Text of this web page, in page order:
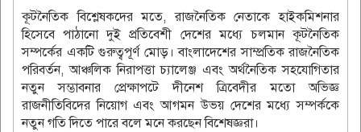
কূটনৈতিক বিশ্লেষকদের মতে, রাজনৈতিক নেতাকে হাইকমিশনার
হিসেবে পাঠানো দুই প্রতিবেশী দেশের মধ্যে চলমান কূটনৈতিক
সম্পর্কের একটি গুরুত্বপূর্ণ মোড়। বাংলাদেশের সাম্প্রতিক রাজনৈতিক
পরিবর্তন, আঞ্চলিক নিরাপত্তা চ্যালেঞ্জ এবং অর্থনৈতিক সহযোগিতার
নতুন সম্ভাবনার প্রেক্ষাপটে দীনেশ ত্রিবেদীর মতো অভিজ্ঞ
রাজনীতিবিদের নিয়োগ এবং আগমন উভয় দেশের মধ্যে সম্পর্ককে
নতুন গতি দিতে পারে বলে মনে করছেন বিশেষজ্ঞরা।